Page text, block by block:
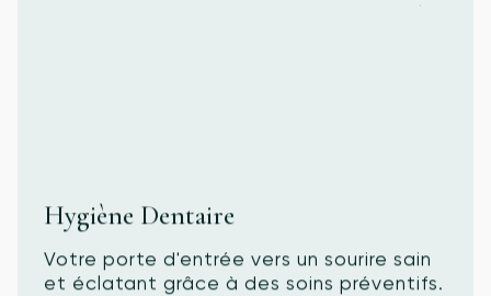
Hygiène Dentaire
Votre porte d'entrée vers un sourire sain
et éclatant grâce à des soins préventifs.